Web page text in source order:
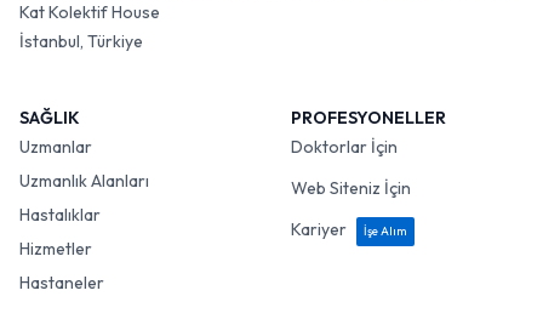
Kat Kolektif House
İstanbul, Türkiye
SAĞLIK
Uzmanlar
Uzmanlık Alanları
Hastalıklar
Hizmetler
Hastaneler
PROFESYONELLER
Doktorlar İçin
Web Siteniz İçin
Kariyer
İşe Alım